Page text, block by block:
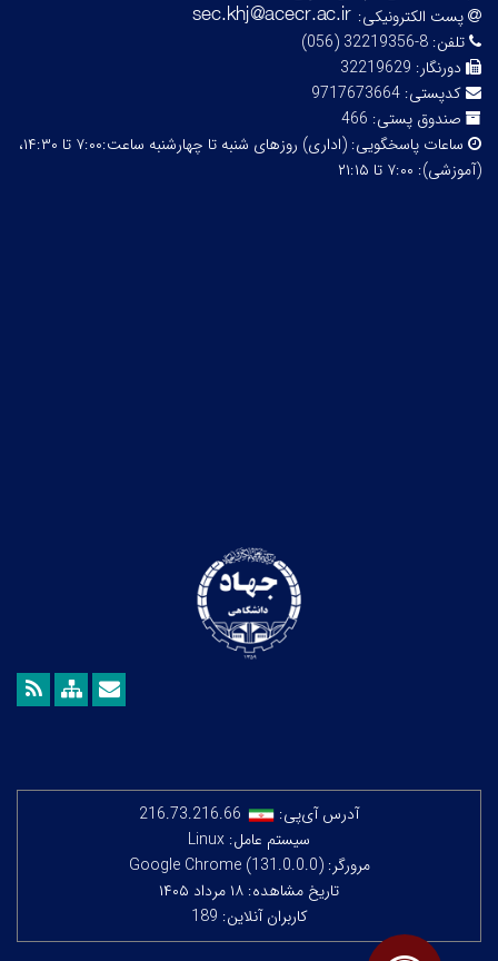
پست الکترونیکی:
تلفن: 8-32219356 (056)
دورنگار: 32219629
کدپستی: 9717673664
صندوق پستی: 466
ساعات پاسخگویی:
(اداری) روزهای شنبه تا چهارشنبه ساعت:۷:۰۰ تا ۱۴:۳۰،
(آموزشی): ۷:۰۰ تا ۲۱:۱۵
آدرس آی‌پی:
216.73.216.66
سیستم عامل: Linux
مرورگر: Google Chrome (131.0.0.0)
تاریخ مشاهده: ۱۸ مرداد ۱۴۰۵
کاربران آنلاین: 189